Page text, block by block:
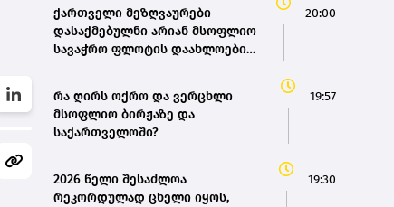
ქართველი მეზღვაურები
დასაქმებულნი არიან მსოფლიო
სავაჭრო ფლოტის დაახლოებით
20:00
რა ღირს ოქრო და ვერცხლი
მსოფლიო ბირჟაზე და
საქართველოში?
19:57
2026 წელი შესაძლოა
რეკორდულად ცხელი იყოს,
19:30